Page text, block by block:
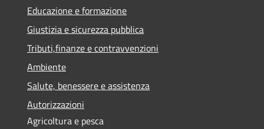
Educazione e formazione
Giustizia e sicurezza pubblica
Tributi,finanze e contravvenzioni
Ambiente
Salute, benessere e assistenza
Autorizzazioni
Agricoltura e pesca